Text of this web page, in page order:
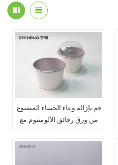
قم بإزالة وعاء الحساء المصنوع
من ورق رقائق الألومنيوم مع